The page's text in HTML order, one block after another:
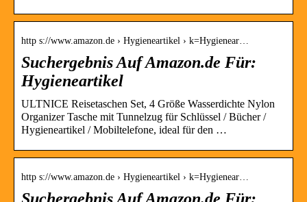
http s://www.amazon.de › Hygieneartikel › k=Hygienear…
Suchergebnis Auf Amazon.de Für:
Hygieneartikel
ULTNICE Reisetaschen Set, 4 Größe Wasserdichte Nylon
Organizer Tasche mit Tunnelzug für Schlüssel / Bücher /
Hygieneartikel / Mobiltelefone, ideal für den …
http s://www.amazon.de › Hygieneartikel › k=Hygienear…